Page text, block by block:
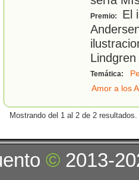
Premio:
El
Temática:
Amor a los
Mostrando del 1 al 2 de 2 resultados.
© 2013-